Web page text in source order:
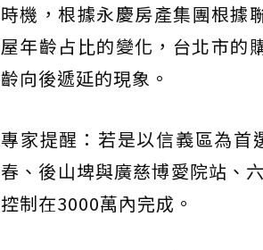
時機，根據永慶房產集團根據
屋年齡占比的變化，台北市的
齡向後遞延的現象。
專家提醒：若是以信義區為
春、後山埤與廣慈博愛院站、
控制在3000萬內完成。